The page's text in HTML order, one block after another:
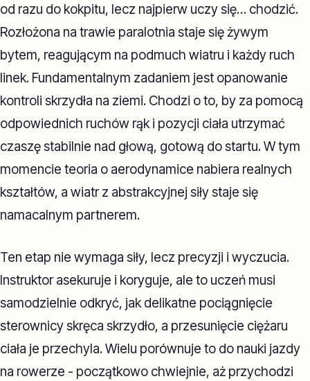
od razu do kokpitu, lecz najpierw uczy się… chodzić.
Rozłożona na trawie paralotnia staje się żywym
bytem, reagującym na podmuch wiatru i każdy ruch
linek. Fundamentalnym zadaniem jest opanowanie
kontroli skrzydła na ziemi. Chodzi o to, by za pomocą
odpowiednich ruchów rąk i pozycji ciała utrzymać
czaszę stabilnie nad głową, gotową do startu. W tym
momencie teoria o aerodynamice nabiera realnych
kształtów, a wiatr z abstrakcyjnej siły staje się
namacalnym partnerem.
Ten etap nie wymaga siły, lecz precyzji i wyczucia.
Instruktor asekuruje i koryguje, ale to uczeń musi
samodzielnie odkryć, jak delikatne pociągnięcie
sterownicy skręca skrzydło, a przesunięcie ciężaru
ciała je przechyla. Wielu porównuje to do nauki jazdy
na rowerze - początkowo chwiejnie, aż przychodzi